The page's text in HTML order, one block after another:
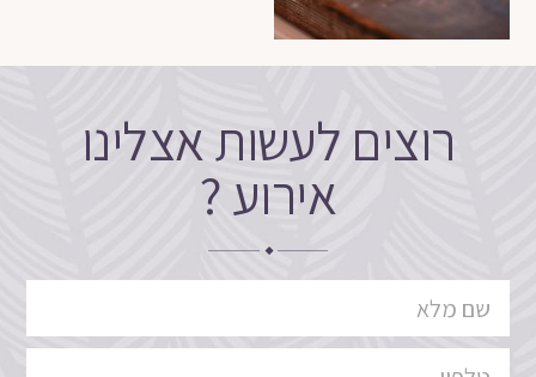
רוצים לעשות אצלינו
אירוע ?